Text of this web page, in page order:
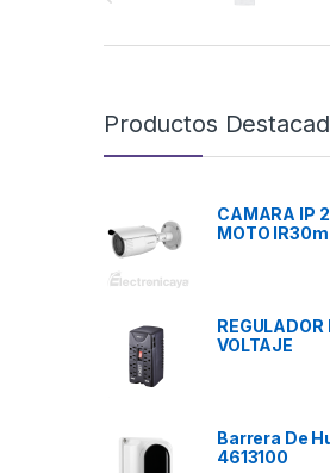
Productos
CAMARA IP
MOTO
REGULADOR
VOLTAJE
Barrera De
4613100